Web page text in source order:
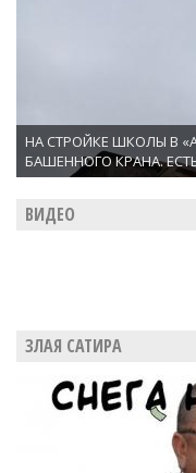
НА СТРОЙКЕ ШКОЛЫ В
БАШЕННОГО КРАНА.
ВИДЕО
ЗЛАЯ САТИРА